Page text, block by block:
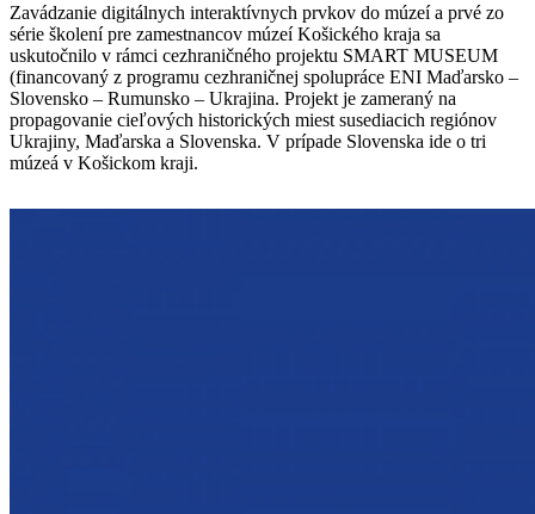
Zavádzanie digitálnych interaktívnych prvkov do múzeí a prvé zo
série školení pre zamestnancov múzeí Košického kraja sa
uskutočnilo v rámci cezhraničného projektu SMART MUSEUM
(financovaný z programu cezhraničnej spolupráce ENI Maďarsko –
Slovensko – Rumunsko – Ukrajina. Projekt je zameraný na
propagovanie cieľových historických miest susediacich regiónov
Ukrajiny, Maďarska a Slovenska. V prípade Slovenska ide o tri
múzeá v Košickom kraji.